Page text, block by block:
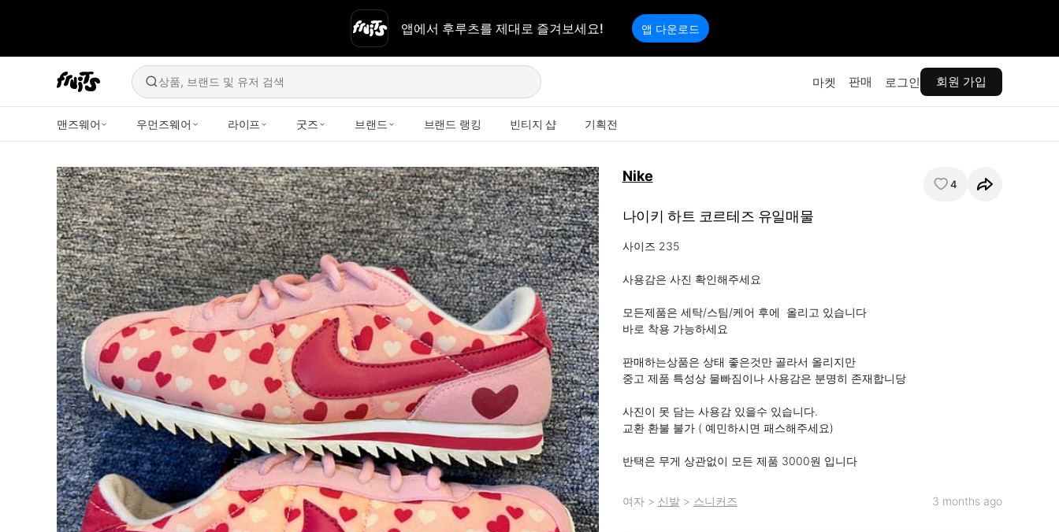
앱에서 후루츠를 제대로 즐겨보세요! 앱 다운로드
상품, 브랜드 및 유저 검색 마켓 판매 로그인 회원 가입
맨즈웨어 우먼즈웨어 라이프 굿즈 브랜드 브랜드 랭킹 빈티지 샵 기획전
Nike 4
나이키 하트 코르테즈 유일매물
사이즈 235
사용감은 사진 확인해주세요
모든제품은 세탁/스팀/케어 후에  올리고 있습니다
바로 착용 가능하세요
판매하는상품은 상태 좋은것만 골라서 올리지만
중고 제품 특성상 물빠짐이나 사용감은 분명히 존재합니당
사진이 못 담는 사용감 있을수 있습니다.
교환 환불 불가 ( 예민하시면 패스해주세요)
반택은 무게 상관없이 모든 제품 3000원 입니다
여자> 신발> 스니커즈 3 months ago